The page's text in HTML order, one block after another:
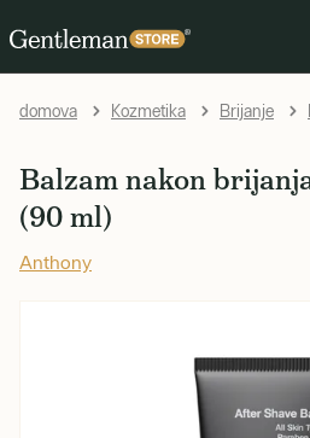
domova Kozmetika Brijanje
Balzam nakon
(90 ml)
Anthony